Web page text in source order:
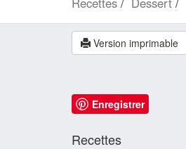
Version imprimable
Enregistrer
Recettes